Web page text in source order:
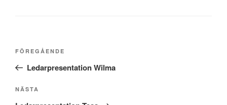
Inläggsnavigering
Föregående
inlägg
FÖREGÅENDE
Ledarpresentation Wilma
Nästa
inlägg
NÄSTA